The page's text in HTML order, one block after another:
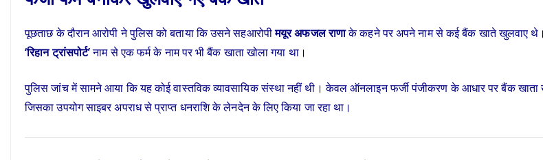
पूछताछ के दौरान आरोपी ने पुलिस को बताया कि उसने सहआरोपीमयूर अफजल राणाके कहने पर अपने नाम से कई बैंक खाते खुलवाए
‘रिहान ट्रांसपोर्ट’नाम से एक फर्म के नाम पर भी बैंक खाता खोला गया था।
पुलिस जांच में सामने आया कि यह कोई वास्तविक व्यावसायिक संस्था नहीं थी। केवल ऑनलाइन फर्जी पंजीकरण के आधार पर बैंक खाता
जिसका उपयोग साइबर अपराध से प्राप्त धनराशि के लेनदेन के लिए किया जा रहा था।